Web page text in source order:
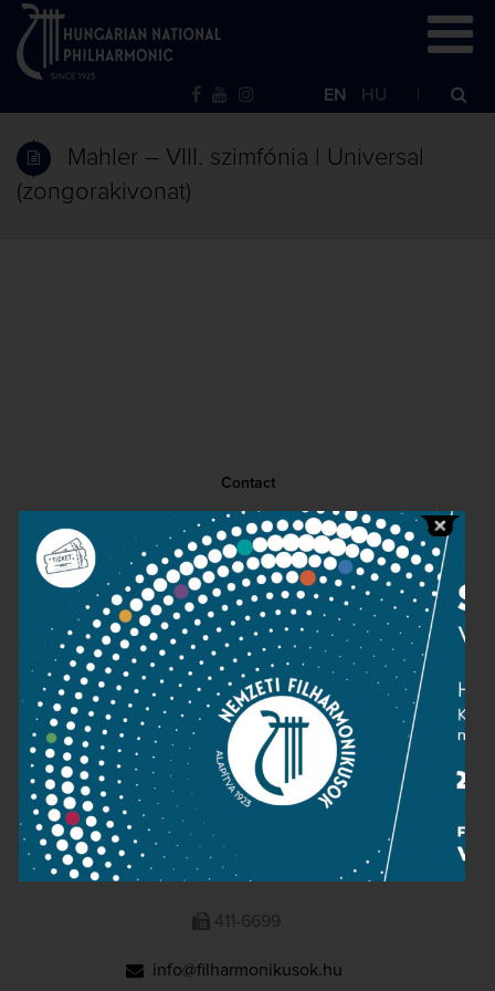
EN HU
Mahler – VIII. szimfónia | Universal
(zongorakivonat)
Contact
Public information
Press room
Terms and privacy
Imprint
NATIONAL PHILHARMONIC
1095 Budapest, Komor Marcell u. 1. (Müpa)
411-6600
411-6699
info@filharmonikusok.hu